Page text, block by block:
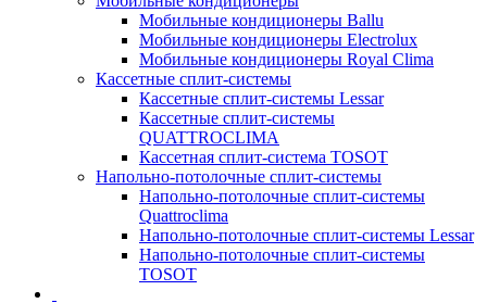
Мобильные кондиционеры Ballu
Мобильные кондиционеры Electrolux
Мобильные кондиционеры Royal Clima
Кассетные сплит-системы
Кассетные сплит-системы Lessar
Кассетные сплит-системы
QUATTROCLIMA
Кассетная сплит-система TOSOT
Напольно-потолочные сплит-системы
Напольно-потолочные сплит-системы
Quattroclima
Напольно-потолочные сплит-системы Lessar
Напольно-потолочные сплит-системы
TOSOT